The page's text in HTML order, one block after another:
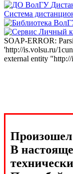
Система
SOAP-ERROR:
'http://is.volsu.ru/
external entity
В